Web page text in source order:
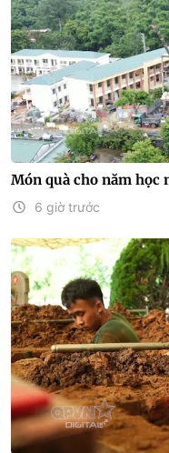
Món quà cho năm học
6 giờ trước